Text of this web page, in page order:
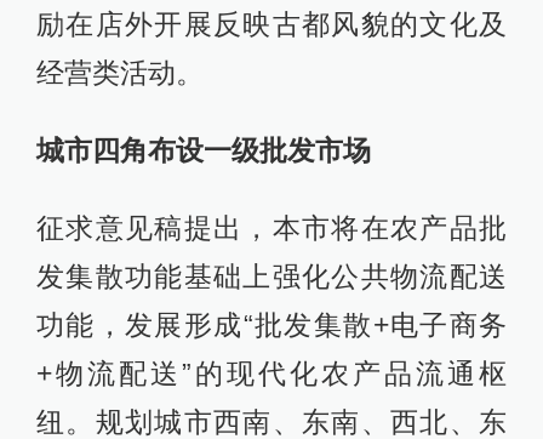
励在店外开展反映古都风貌的文化及
经营类活动。
城市四角布设一级批发市场
征求意见稿提出，本市将在农产品批
发集散功能基础上强化公共物流配送
功能，发展形成“批发集散+电子商务
+物流配送”的现代化农产品流通枢
纽。规划城市西南、东南、西北、东